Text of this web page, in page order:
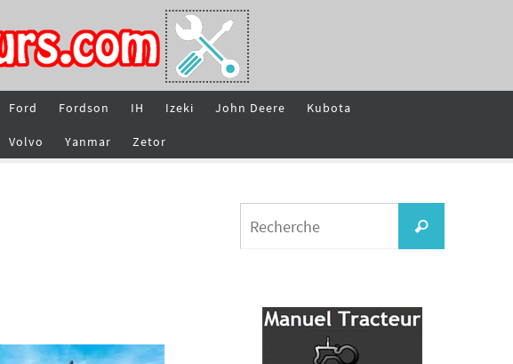
Ford Fordson IH Izeki John Deere Kubota
Volvo Yanmar Zetor
Recherche